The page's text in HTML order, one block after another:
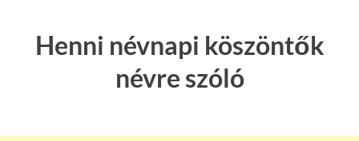
Henni névnapi köszöntők
névre szóló